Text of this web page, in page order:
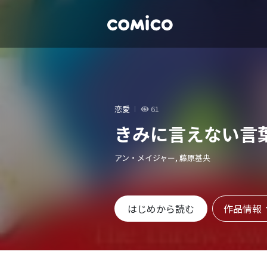
恋愛 61
きみに言えない言
アン・メイジャー, 藤原基央
はじめから読む 作品情報